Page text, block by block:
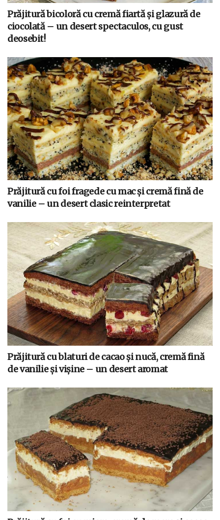
Prăjitură bicoloră cu cremă fiartă și glazură de
ciocolată – un desert spectaculos, cu gust
deosebit!
Prăjitură cu foi fragede cu mac și cremă fină de
vanilie – un desert clasic reinterpretat
Prăjitură cu blaturi de cacao și nucă, cremă fină
de vanilie și vișine – un desert aromat